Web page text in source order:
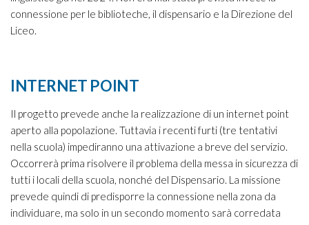
connessione per le biblioteche, il dispensario e la Direzione del
Liceo.
INTERNET POINT
Il progetto prevede anche la realizzazione di un internet point
aperto alla popolazione. Tuttavia i recenti furti (tre tentativi
nella scuola) impediranno una attivazione a breve del servizio.
Occorrerà prima risolvere il problema della messa in sicurezza di
tutti i locali della scuola, nonché del Dispensario. La missione
prevede quindi di predisporre la connessione nella zona da
individuare, ma solo in un secondo momento sarà corredata